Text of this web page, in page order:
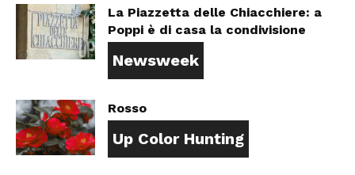
La Piazzetta delle Chiacchiere: a
Poppi è di casa la condivisione
Newsweek
Rosso
Up Color Hunting